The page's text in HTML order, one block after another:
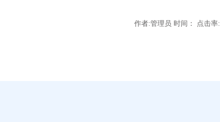
作者:管理员 时间： 点击率: